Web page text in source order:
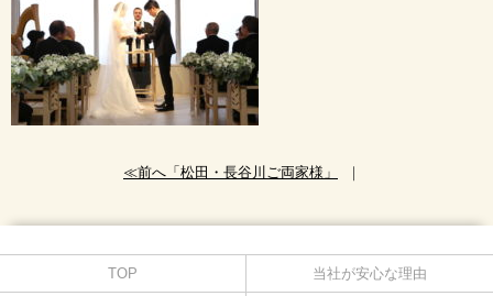
≪前へ「松田・長谷川ご両家様」 ｜
TOP 当社が安心な理由